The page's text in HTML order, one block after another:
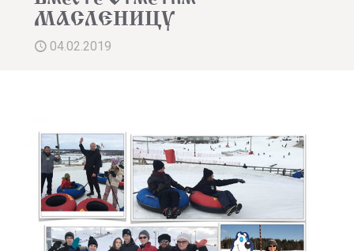
МАСЛЕНИЦУ
04.02.2019